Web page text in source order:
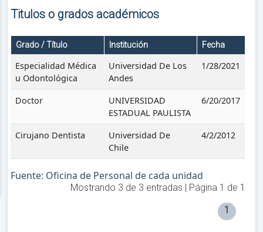
Titulos o grados académicos
Grado / Título Institución Fecha
Especialidad Médica
u Odontológica
Universidad De Los
Andes
1/28/2021
Doctor
UNIVERSIDAD
ESTADUAL PAULISTA
6/20/2017
Cirujano Dentista
Universidad De
Chile
4/2/2012
Fuente: Oficina de Personal de cada unidad
Mostrando 3 de 3 entradas | Página 1 de 1
1